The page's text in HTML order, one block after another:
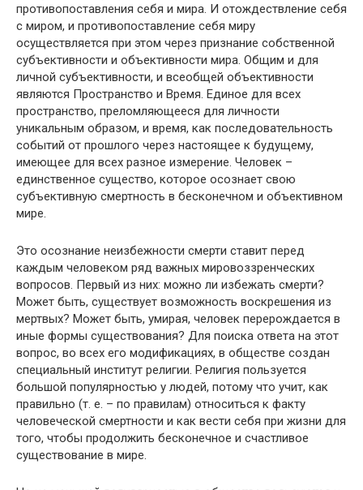
противопоставления себя и мира. И отождествление себя
с миром, и противопоставление себя миру
осуществляется при этом через признание собственной
субъективности и объективности мира. Общим и для
личной субъективности, и всеобщей объективности
являются Пространство и Время. Единое для всех
пространство, преломляющееся для личности
уникальным образом, и время, как последовательность
событий от прошлого через настоящее к будущему,
имеющее для всех разное измерение. Человек –
единственное существо, которое осознает свою
субъективную смертность в бесконечном и объективном
мире.
Это осознание неизбежности смерти ставит перед
каждым человеком ряд важных мировоззренческих
вопросов. Первый из них: можно ли избежать смерти?
Может быть, существует возможность воскрешения из
мертвых? Может быть, умирая, человек перерождается в
иные формы существования? Для поиска ответа на этот
вопрос, во всех его модификациях, в обществе создан
специальный институт религии. Религия пользуется
большой популярностью у людей, потому что учит, как
правильно (т. е. – по правилам) относиться к факту
человеческой смертности и как вести себя при жизни для
того, чтобы продолжить бесконечное и счастливое
существование в мире.